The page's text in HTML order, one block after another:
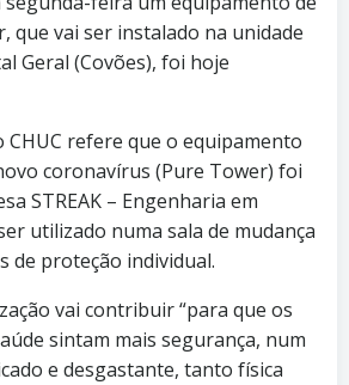
que vai ser instalado na unidade
Geral (Covões), foi hoje
CHUC refere que o equipamento
coronavírus (Pure Tower) foi
STREAK – Engenharia em
utilizado numa sala de mudança
de proteção individual.
vai contribuir “para que os
sintam mais segurança, num
e desgastante, tanto física